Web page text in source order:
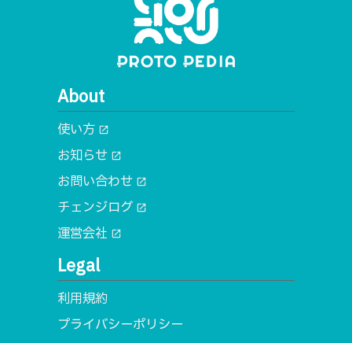
About
使い方 open_in_new
お知らせ open_in_new
お問い合わせ open_in_new
チェンジログ open_in_new
運営会社 open_in_new
Legal
利用規約
プライバシーポリシー